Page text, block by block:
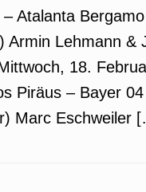
Atalanta
Armin Lehmann &
18.
Piräus – Bayer
Marc Eschweiler